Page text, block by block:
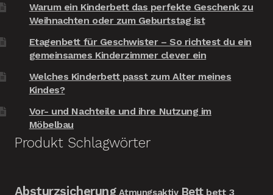
Warum ein Kinderbett das perfekte Geschenk zu
Weihnachten oder zum Geburtstag ist
Etagenbett für Geschwister – So richtest du ein
gemeinsames Kinderzimmer clever ein
Welches Kinderbett passt zum Alter meines
Kindes?
Vor- und Nachteile und ihre Nutzung im
Möbelbau
Produkt Schlagwörter
Absturzsicherung Atmungsaktiv Bett bett 3